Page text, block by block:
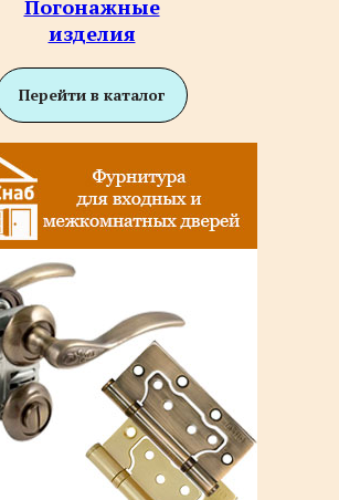
Погонажные
изделия
Перейти в каталог